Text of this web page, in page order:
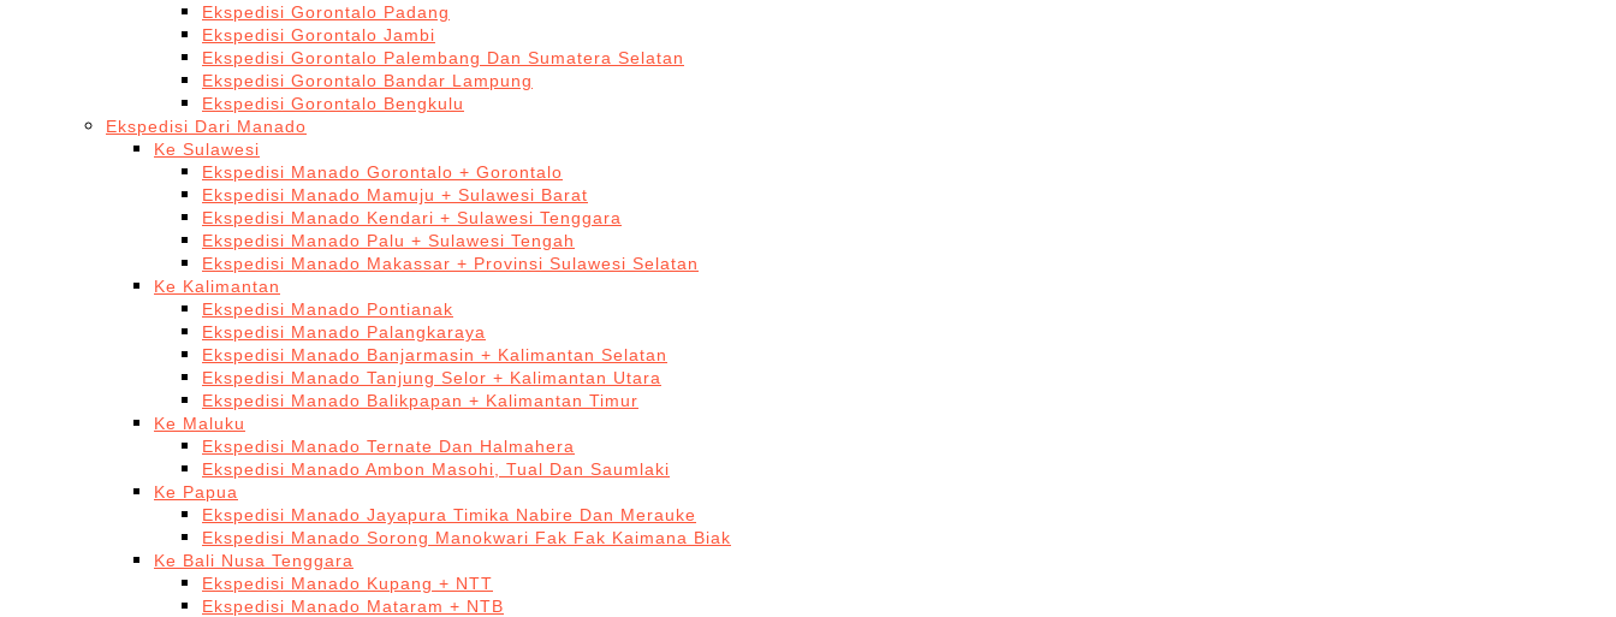
Ekspedisi Gorontalo Padang
Ekspedisi Gorontalo Jambi
Ekspedisi Gorontalo Palembang Dan Sumatera Selatan
Ekspedisi Gorontalo Bandar Lampung
Ekspedisi Gorontalo Bengkulu
Ekspedisi Dari Manado
Ke Sulawesi
Ekspedisi Manado Gorontalo + Gorontalo
Ekspedisi Manado Mamuju + Sulawesi Barat
Ekspedisi Manado Kendari + Sulawesi Tenggara
Ekspedisi Manado Palu + Sulawesi Tengah
Ekspedisi Manado Makassar + Provinsi Sulawesi Selatan
Ke Kalimantan
Ekspedisi Manado Pontianak
Ekspedisi Manado Palangkaraya
Ekspedisi Manado Banjarmasin + Kalimantan Selatan
Ekspedisi Manado Tanjung Selor + Kalimantan Utara
Ekspedisi Manado Balikpapan + Kalimantan Timur
Ke Maluku
Ekspedisi Manado Ternate Dan Halmahera
Ekspedisi Manado Ambon Masohi, Tual Dan Saumlaki
Ke Papua
Ekspedisi Manado Jayapura Timika Nabire Dan Merauke
Ekspedisi Manado Sorong Manokwari Fak Fak Kaimana Biak
Ke Bali Nusa Tenggara
Ekspedisi Manado Kupang + NTT
Ekspedisi Manado Mataram + NTB